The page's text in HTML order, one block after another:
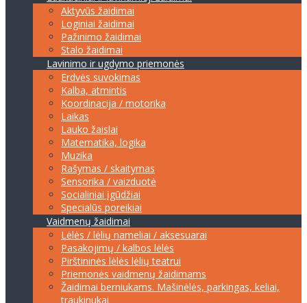
Aktyvūs žaidimai
Loginiai žaidimai
Pažinimo žaidimai
Stalo žaidimai
Lavinimo ir ugdymo priemonės
Erdvės suvokimas
Kalba, atmintis
Koordinacija / motorika
Laikas
Lauko žaislai
Matematika, logika
Muzika
Rašymas / skaitymas
Sensorika / vaizduotė
Socialiniai įgūdžiai
Specialūs poreikiai
Vaidmenų žaidimai
Lėlės / lėlių nameliai / aksesuarai
Pasakojimų / kalbos lėlės
Pirštininės lėlės lėlių teatrui
Priemonės vaidmenų žaidimams
Žaidimai berniukams. Mašinėlės, parkingas, keliai,
traukinukai